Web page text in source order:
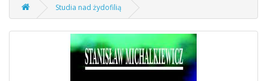
Studia nad żydofilią